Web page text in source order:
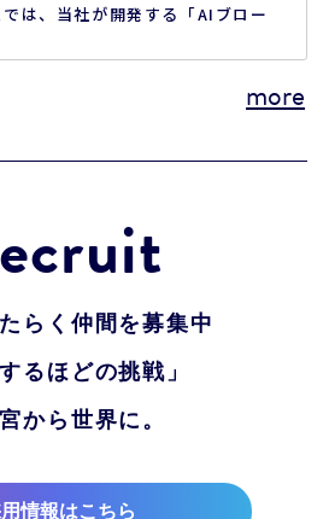
は、当社が開発する「AIブロー
アンケートや一部の意見募集にmore
らく仲間を募集中
るほどの挑戦」
から世界に。
情報はこちら